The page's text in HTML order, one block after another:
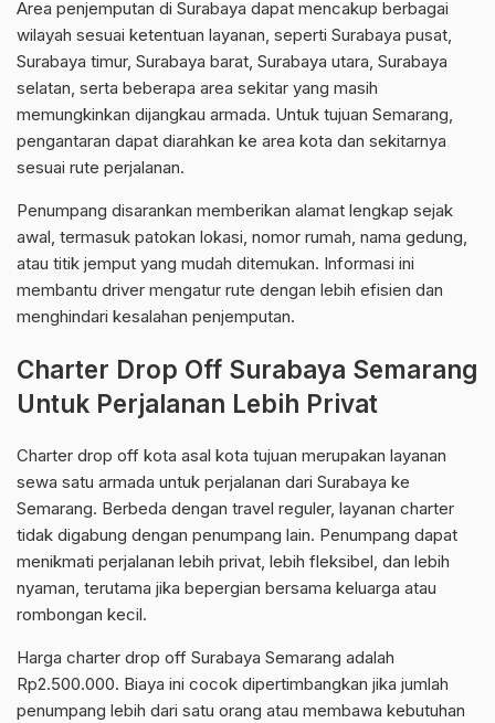
Area penjemputan di Surabaya dapat mencakup berbagai
wilayah sesuai ketentuan layanan, seperti Surabaya pusat,
Surabaya timur, Surabaya barat, Surabaya utara, Surabaya
selatan, serta beberapa area sekitar yang masih
memungkinkan dijangkau armada. Untuk tujuan Semarang,
pengantaran dapat diarahkan ke area kota dan sekitarnya
sesuai rute perjalanan.
Penumpang disarankan memberikan alamat lengkap sejak
awal, termasuk patokan lokasi, nomor rumah, nama gedung,
atau titik jemput yang mudah ditemukan. Informasi ini
membantu driver mengatur rute dengan lebih efisien dan
menghindari kesalahan penjemputan.
Charter Drop Off Surabaya Semarang
Untuk Perjalanan Lebih Privat
Charter drop off kota asal kota tujuan merupakan layanan
sewa satu armada untuk perjalanan dari Surabaya ke
Semarang. Berbeda dengan travel reguler, layanan charter
tidak digabung dengan penumpang lain. Penumpang dapat
menikmati perjalanan lebih privat, lebih fleksibel, dan lebih
nyaman, terutama jika bepergian bersama keluarga atau
rombongan kecil.
Harga charter drop off Surabaya Semarang adalah
Rp2.500.000. Biaya ini cocok dipertimbangkan jika jumlah
penumpang lebih dari satu orang atau membawa kebutuhan